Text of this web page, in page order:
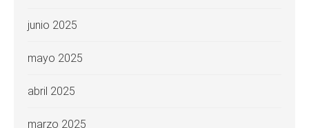
junio 2025
mayo 2025
abril 2025
marzo 2025